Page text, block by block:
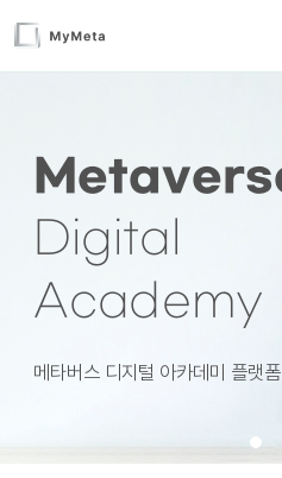
Digital
Academy
메타버스 디지털 아카데미 플랫폼